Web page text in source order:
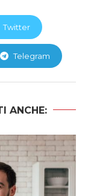
Twitter
Telegram
ANCHE: